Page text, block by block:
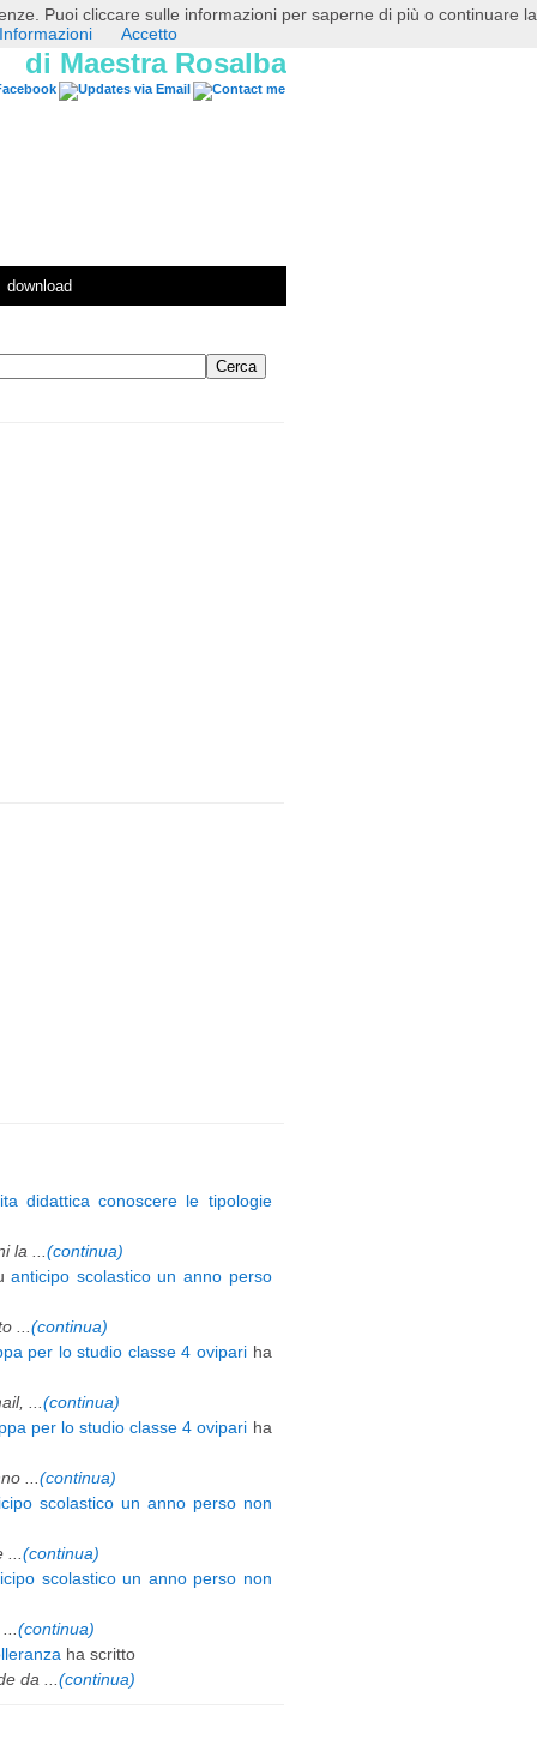
di Maestra Rosalba
download
didattica conoscere le tipologie
la ... (continua)
anticipo scolastico un anno perso
... (continua)
per lo studio classe 4 ovipariha
... (continua)
per lo studio classe 4 ovipari ha
... (continua)
scolastico un anno perso non
(continua)
scolastico un anno perso non
(continua)
ha scritto
da ... (continua)
Puoi cliccare sulle informazioni per saperne di più o continuare la
Accetto